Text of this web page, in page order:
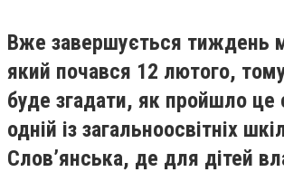
Вже завершується тиждень
який почався 12 лютого,
буде згадати, як пройшло це
одній із загальноосвітніх
Словʼянська, де для дітей